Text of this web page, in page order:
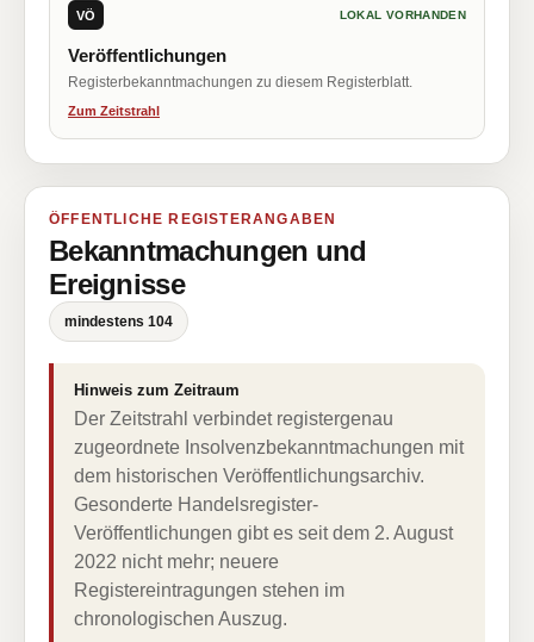
VÖ LOKAL VORHANDEN
Veröffentlichungen
Registerbekanntmachungen zu diesem Registerblatt.
Zum Zeitstrahl
ÖFFENTLICHE REGISTERANGABEN
Bekanntmachungen und
Ereignisse
mindestens 104
Hinweis zum Zeitraum
Der Zeitstrahl verbindet registergenau
zugeordnete Insolvenzbekanntmachungen mit
dem historischen Veröffentlichungsarchiv.
Gesonderte Handelsregister-
Veröffentlichungen gibt es seit dem 2. August
2022 nicht mehr; neuere
Registereintragungen stehen im
chronologischen Auszug.